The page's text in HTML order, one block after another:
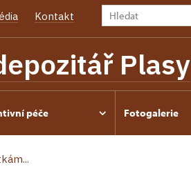
Kontakt
Plasy
péče Fotogalerie